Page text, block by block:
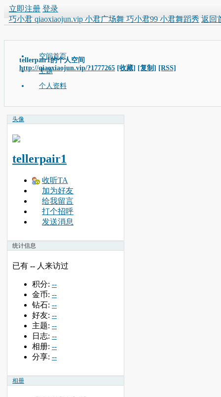
立即注册 登录
巧小君 qiaoxiaojun.vip 小君广场舞 巧小君99 小君舞蹈秀 返回
tellerpair1的个人空间
http://qiaoxiaojun.vip/?1777265 [收藏] [复制] [RSS]
空间首页
主题
个人资料
头像
tellerpair1
收听TA
加为好友
给我留言
打个招呼
发送消息
统计信息
已有 -- 人来访过
积分: --
金币: --
钻石: --
好友: --
主题: --
日志: --
相册: --
分享: --
相册